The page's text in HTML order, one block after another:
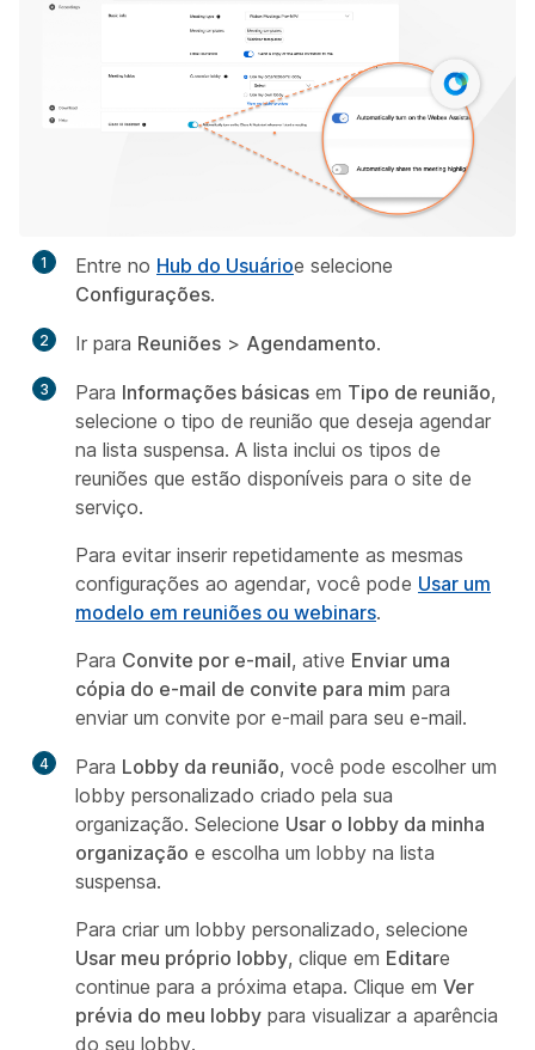
1 Entre no Hub do Usuárioe selecione
Configurações.
2 Ir para Reuniões > Agendamento.
3 Para Informações básicas em Tipo de reunião,
selecione o tipo de reunião que deseja agendar
na lista suspensa. A lista inclui os tipos de
reuniões que estão disponíveis para o site de
serviço.
Para evitar inserir repetidamente as mesmas
configurações ao agendar, você pode Usar um
modelo em reuniões ou webinars.
Para Convite por e-mail, ative Enviar uma
cópia do e-mail de convite para mim para
enviar um convite por e-mail para seu e-mail.
4 Para Lobby da reunião, você pode escolher um
lobby personalizado criado pela sua
organização. Selecione Usar o lobby da minha
organização e escolha um lobby na lista
suspensa.
Para criar um lobby personalizado, selecione
Usar meu próprio lobby, clique em Editare
continue para a próxima etapa. Clique em Ver
prévia do meu lobby para visualizar a aparência
do seu lobby.